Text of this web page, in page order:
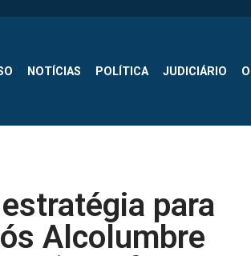
NOTÍCIAS POLÍTICA JUDICIÁRIO
para
Alcolumbre